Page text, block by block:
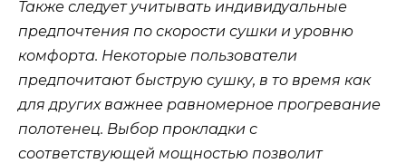
Также следует учитывать индивидуальные
предпочтения по скорости сушки и уровню
комфорта. Некоторые пользователи
предпочитают быструю сушку, в то время как
для других важнее равномерное прогревание
полотенец. Выбор прокладки с
соответствующей мощностью позволит